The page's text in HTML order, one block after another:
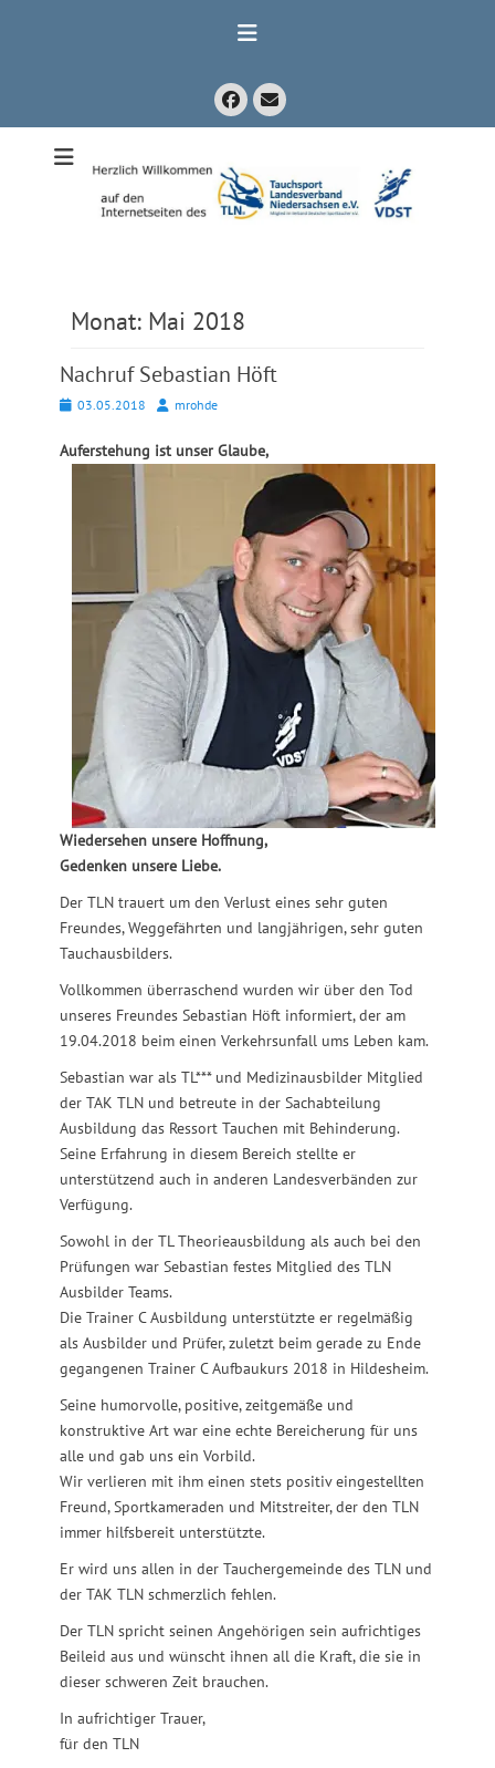
Facebook
E-
Mail
Tauchsport
Landesverband
Monat: Mai 2018
Nachruf Sebastian Höft
Posted03.05.2018 Autormrohde
Auferstehung ist unser Glaube,
Wiedersehen unsere Hoffnung,
Gedenken unsere Liebe.
Der TLN trauert um den Verlust eines sehr guten
Freundes, Weggefährten und langjährigen, sehr guten
Tauchausbilders.
Vollkommen überraschend wurden wir über den Tod
unseres Freundes Sebastian Höft informiert, der am
19.04.2018 beim einen Verkehrsunfall ums Leben kam.
Sebastian war als TL*** und Medizinausbilder Mitglied
der TAK TLN und betreute in der Sachabteilung
Ausbildung das Ressort Tauchen mit Behinderung.
Seine Erfahrung in diesem Bereich stellte er
unterstützend auch in anderen Landesverbänden zur
Verfügung.
Sowohl in der TL Theorieausbildung als auch bei den
Prüfungen war Sebastian festes Mitglied des TLN
Ausbilder Teams.
Die Trainer C Ausbildung unterstützte er regelmäßig
als Ausbilder und Prüfer, zuletzt beim gerade zu Ende
gegangenen Trainer C Aufbaukurs 2018 in Hildesheim.
Seine humorvolle, positive, zeitgemäße und
konstruktive Art war eine echte Bereicherung für uns
alle und gab uns ein Vorbild.
Wir verlieren mit ihm einen stets positiv eingestellten
Freund, Sportkameraden und Mitstreiter, der den TLN
immer hilfsbereit unterstützte.
Er wird uns allen in der Tauchergemeinde des TLN und
der TAK TLN schmerzlich fehlen.
Der TLN spricht seinen Angehörigen sein aufrichtiges
Beileid aus und wünscht ihnen all die Kraft, die sie in
dieser schweren Zeit brauchen.
In aufrichtiger Trauer,
für den TLN